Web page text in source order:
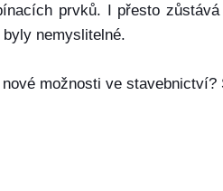
prvků. I přesto
nemyslitelné.
možnosti ve